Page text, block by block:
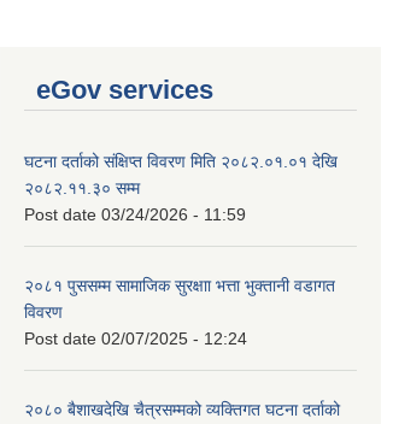
eGov services
घटना दर्ताको संक्षिप्त विवरण मिति २०८२.०१.०१ देखि
२०८२.११.३० सम्म
Post date 03/24/2026 - 11:59
२०८१ पुससम्म सामाजिक सुरक्षाा भत्ता भुक्तानी वडागत
विवरण
Post date 02/07/2025 - 12:24
२०८० बैशाखदेखि चैत्रसम्मको व्यक्तिगत घटना दर्ताको